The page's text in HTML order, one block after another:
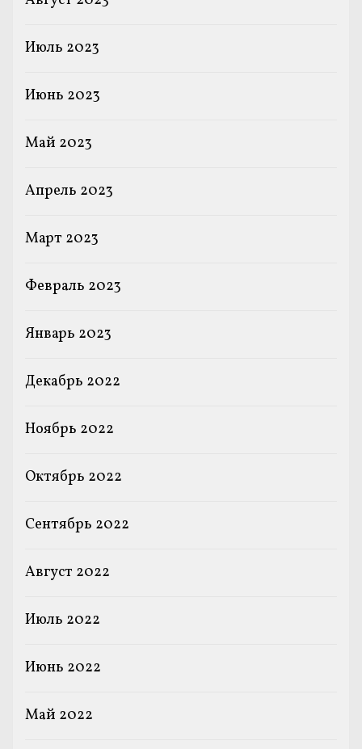
Июль 2023
Июнь 2023
Май 2023
Апрель 2023
Март 2023
Февраль 2023
Январь 2023
Декабрь 2022
Ноябрь 2022
Октябрь 2022
Сентябрь 2022
Август 2022
Июль 2022
Июнь 2022
Май 2022